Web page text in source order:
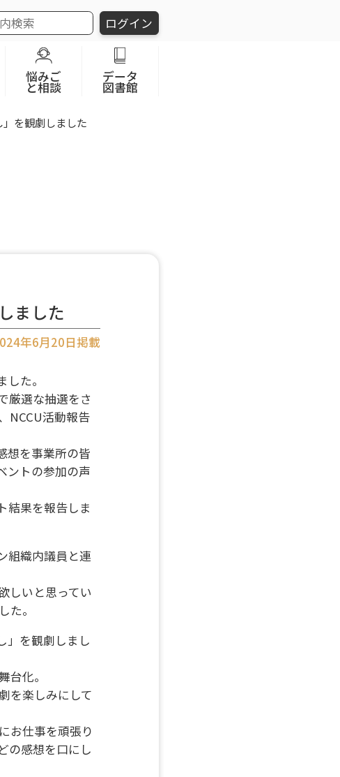
ログイン
悩みご
と相談
データ
図書館
を観劇しました
ました
年6月20日掲載
た。
厳選な抽選をさ
NCCU活動報告
想を事業所の皆
ントの参加の声
結果を報告しま
組織内議員と連
しいと思ってい
た。
」を観劇しまし
台化。
を楽しみにして
お仕事を頑張り
の感想を口にし